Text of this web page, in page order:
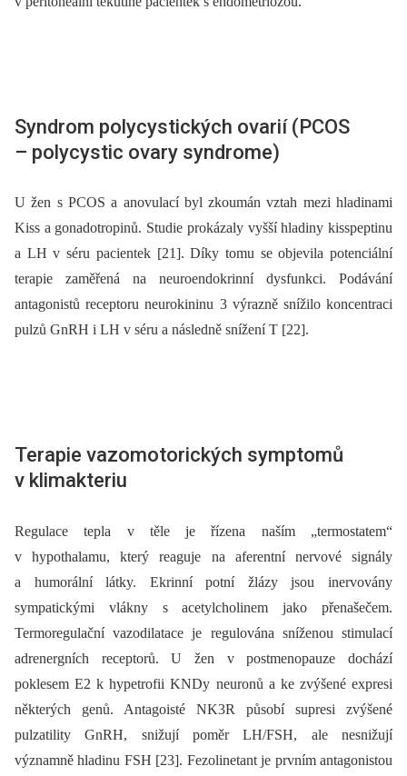
Syndrom polycystických ovarií (PCOS
–⁠ polycystic ovary syndrome)
U žen s PCOS a anovulací byl zkoumán vztah mezi hladinami
Kiss a gonadotropinů. Studie prokázaly vyšší hladiny kisspeptinu
a LH v séru pacientek [21]. Díky tomu se objevila potenciální
terapie zaměřená na neuroendokrinní dysfunkci. Podávání
antagonistů receptoru neurokininu 3 výrazně snížilo koncentraci
pulzů GnRH i LH v séru a následně snížení T [22].
Terapie vazomotorických symptomů
v klimakteriu
Regulace tepla v těle je řízena naším „termostatem“
v hypothalamu, který reaguje na aferentní nervové signály
a humorální látky. Ekrinní potní žlázy jsou inervovány
sympatickými vlákny s acetylcholinem jako přenašečem.
Termoregulační vazodilatace je regulována sníženou stimulací
adrenergních receptorů. U žen v postmenopauze dochází
poklesem E2 k hypetrofii KNDy neuronů a ke zvýšené expresi
některých genů. Antagoisté NK3R působí supresi zvýšené
pulzatility GnRH, snižují poměr LH/FSH, ale nesnižují
významně hladinu FSH [23]. Fezolinetant je prvním antagonistou